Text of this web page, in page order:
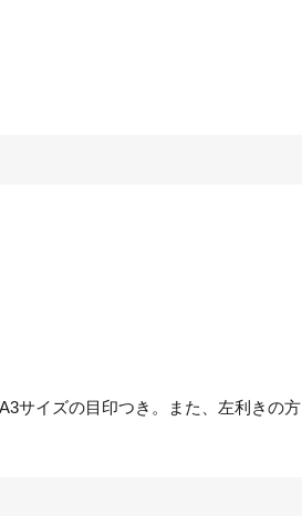
A3サイズの目印つき。また、左利きの方